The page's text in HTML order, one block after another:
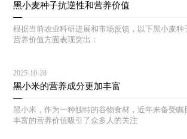
黑小麦种子抗逆性和营养价值
根据当前农业科研进展和市场反馈，以下黑小麦种
营养价值方面表现突出：
2025-10-28
黑小米的营养成分更加丰富
黑小米，作为一种独特的谷物食材，近年来备受瞩
丰富的营养价值吸引了众多人的关注